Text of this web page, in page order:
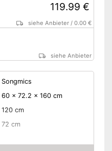
119.99 €
siehe Anbieter /0.00 €
siehe Anbieter
Songmics
60 x 72.2 x 160 cm
120 cm
72 cm